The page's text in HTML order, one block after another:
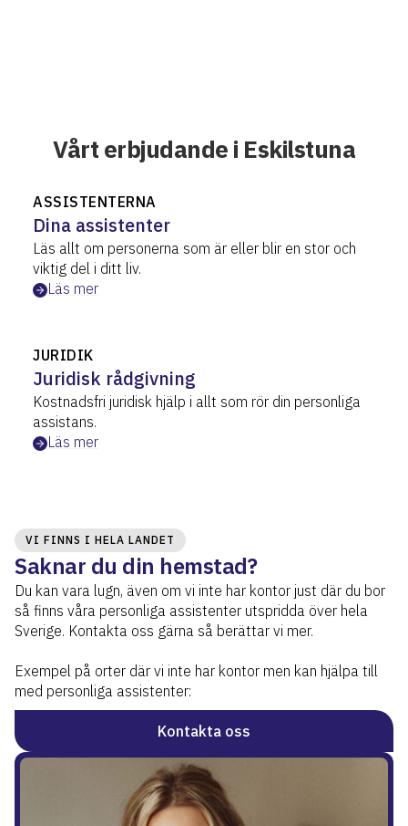
Vårt erbjudande i Eskilstuna
ASSISTENTERNA
Dina assistenter
Läs allt om personerna som är eller blir en stor och
viktig del i ditt liv.
Läs mer
JURIDIK
Juridisk rådgivning
Kostnadsfri juridisk hjälp i allt som rör din personliga
assistans.
Läs mer
VI FINNS I HELA LANDET
Saknar du din hemstad?
Du kan vara lugn, även om vi inte har kontor just där du bor
så finns våra personliga assistenter utspridda över hela
Sverige. Kontakta oss gärna så berättar vi mer.
Exempel på orter där vi inte har kontor men kan hjälpa till
med personliga assistenter:
Kontakta oss